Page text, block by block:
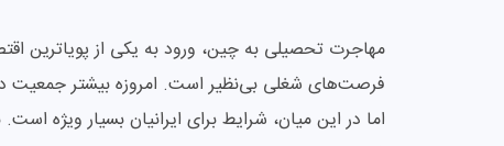
مهاجرت تحصیلی به چین، ورود به یکی از پویاترین
فرصت‌های شغلی بی‌نظیر است. امروزه بیشتر جمعیت